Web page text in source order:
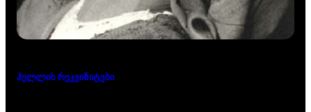
ჰელლის რეკვიზიტები